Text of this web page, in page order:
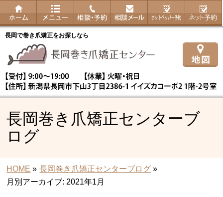
長岡で巻き爪矯正をお探しなら
長岡巻き爪矯正センターブ
ログ
HOME » 長岡巻き爪矯正センターブログ »
月別アーカイブ: 2021年1月